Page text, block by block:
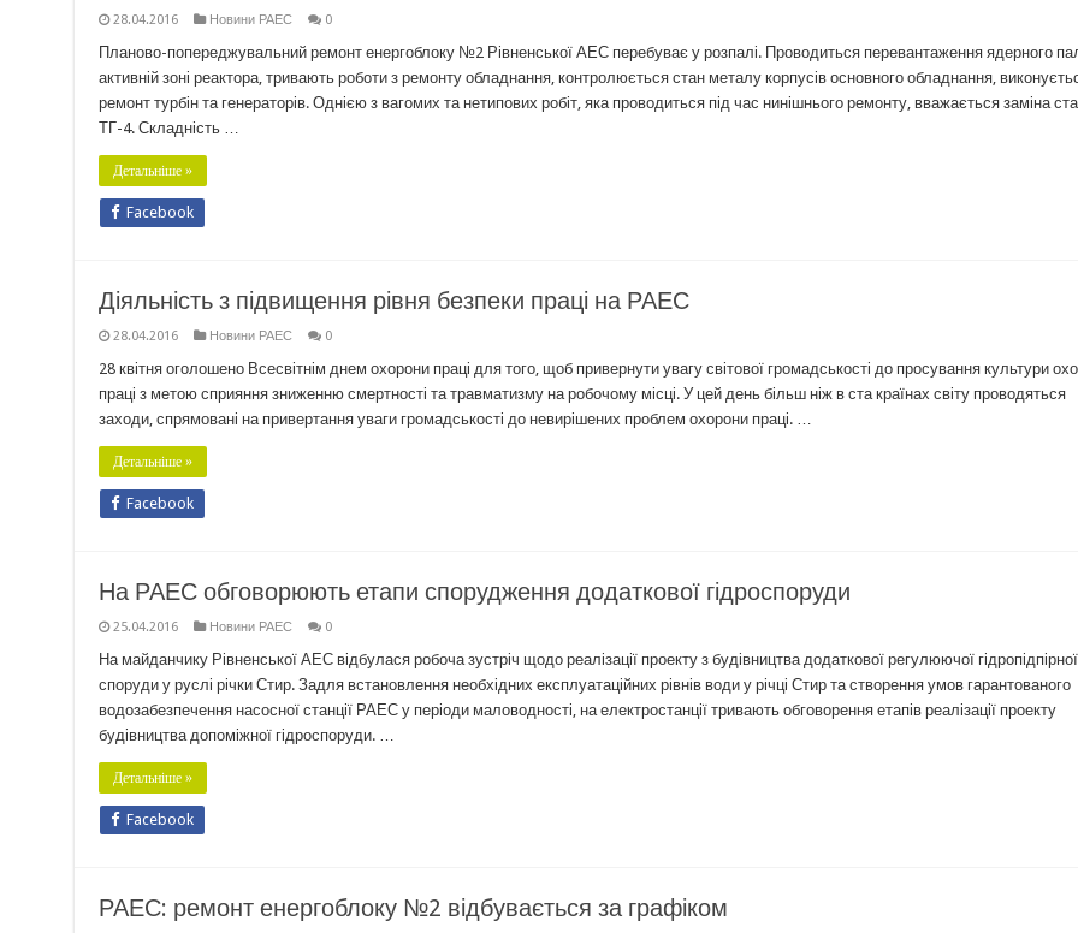
28.04.2016 Новини РАЕС 0
Планово-попереджувальний ремонт енергоблоку №2 Рівненської АЕС перебуває у розпалі. Проводиться перевантаження ядерного
активній зоні реактора, тривають роботи з ремонту обладнання, контролюється стан металу корпусів основного обладнання,
ремонт турбін та генераторів. Однією з вагомих та нетипових робіт, яка проводиться під час нинішнього ремонту, вважається заміна
ТГ-4. Складність …
Детальніше »
Facebook
Діяльність з підвищення рівня безпеки праці на РАЕС
28.04.2016 Новини РАЕС 0
28 квітня оголошено Всесвітнім днем охорони праці для того, щоб привернути увагу світової громадськості до просування культури
праці з метою сприяння зниженню смертності та травматизму на робочому місці. У цей день більш ніж в ста країнах світу проводяться
заходи, спрямовані на привертання уваги громадськості до невирішених проблем охорони праці. …
Детальніше »
Facebook
На РАЕС обговорюють етапи спорудження додаткової гідроспоруди
25.04.2016 Новини РАЕС 0
На майданчику Рівненської АЕС відбулася робоча зустріч щодо реалізації проекту з будівництва додаткової регулюючої гідропідпірної
споруди у руслі річки Стир. Задля встановлення необхідних експлуатаційних рівнів води у річці Стир та створення умов гарантованого
водозабезпечення насосної станції РАЕС у періоди маловодності, на електростанції тривають обговорення етапів реалізації проекту
будівництва допоміжної гідроспоруди. …
Детальніше »
Facebook
РАЕС: ремонт енергоблоку №2 відбувається за графіком